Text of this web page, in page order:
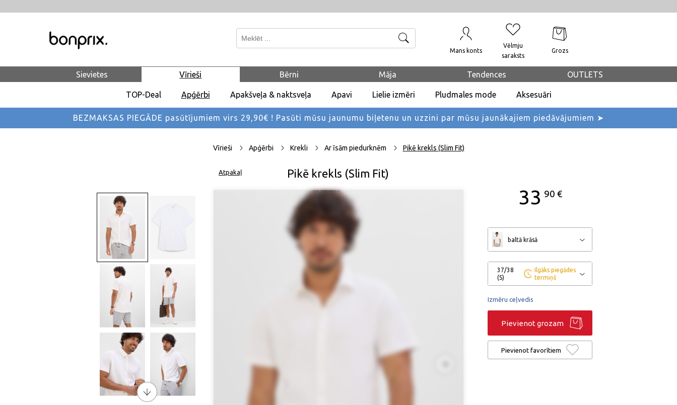
Meklēt
Mans konts
Vēlmju
saraksts
Grozs
Sievietes Vīrieši
TOP-Deal Apģērbi Apakšveļa & naktsveļa Apavi Lielie izmēri Pludmales mode Aksesuāri
Bērni Māja Tendences OUTLETS
BEZMAKSAS PIEGĀDE pasūtījumiem virs 29,90€ ! Pasūti mūsu jaunumu biļetenu un uzzini par mūsu jaunākajiem piedāvājumiem ➤
Vīrieši Apģērbi Krekli Ar īsām piedurknēm Pikē krekls (Slim Fit)
Atpakaļ Pikē krekls (Slim Fit)
33 90 €
baltā krāsā
37/38
(S)
Ilgāks piegādes
termiņš
Izmēru ceļvedis
Pievienot grozam
Pievienot favorītiem